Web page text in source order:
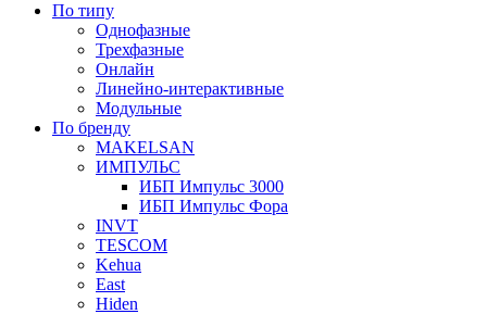
По типу
Однофазные
Трехфазные
Онлайн
Линейно-интерактивные
Модульные
По бренду
MAKELSAN
ИМПУЛЬС
ИБП Импульс 3000
ИБП Импульс Фора
INVT
TESCOM
Kehua
East
Hiden